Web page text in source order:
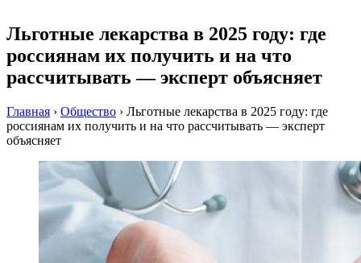
Льготные лекарства в 2025 году: где
россиянам их получить и на что
рассчитывать — эксперт объясняет
Главная › Общество › Льготные лекарства в 2025 году: где
россиянам их получить и на что рассчитывать — эксперт
объясняет